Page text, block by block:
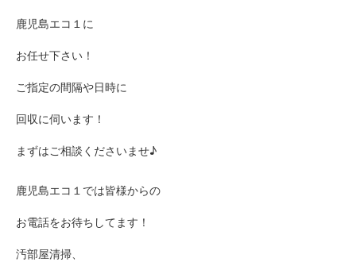
鹿児島エコ１に
お任せ下さい！
ご指定の間隔や日時に
回収に伺います！
まずはご相談くださいませ♪
鹿児島エコ１では皆様からの
お電話をお待ちしてます！
汚部屋清掃、